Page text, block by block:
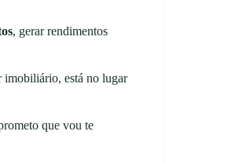
, gerar rendimentos
imobiliário, está no lugar
que vou te